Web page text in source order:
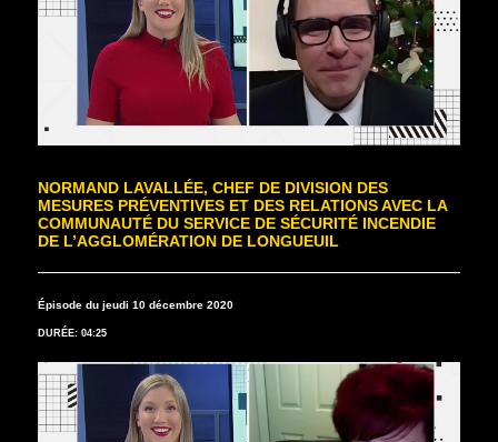
NORMAND LAVALLÉE, CHEF DE DIVISION DES
MESURES PRÉVENTIVES ET DES RELATIONS AVEC LA
COMMUNAUTÉ DU SERVICE DE SÉCURITÉ INCENDIE
DE L’AGGLOMÉRATION DE LONGUEUIL
Épisode du jeudi 10 décembre 2020
DURÉE: 04:25